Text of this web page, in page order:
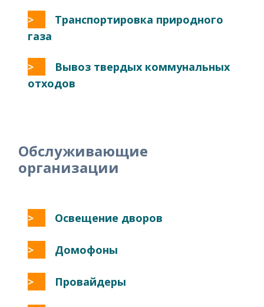
Транспортировка природного
газа
Вывоз твердых коммунальных
отходов
Обслуживающие
организации
Освещение дворов
Домофоны
Провайдеры